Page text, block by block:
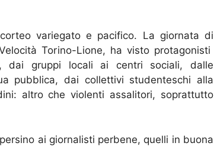
variegato e pacifico. La giornata di
Torino-Lione, ha visto protagonisti
dai gruppi locali ai centri sociali, dalle
pubblica, dai collettivi studenteschi alla
altro che violenti assalitori, soprattutto
ai giornalisti perbene, quelli in buona